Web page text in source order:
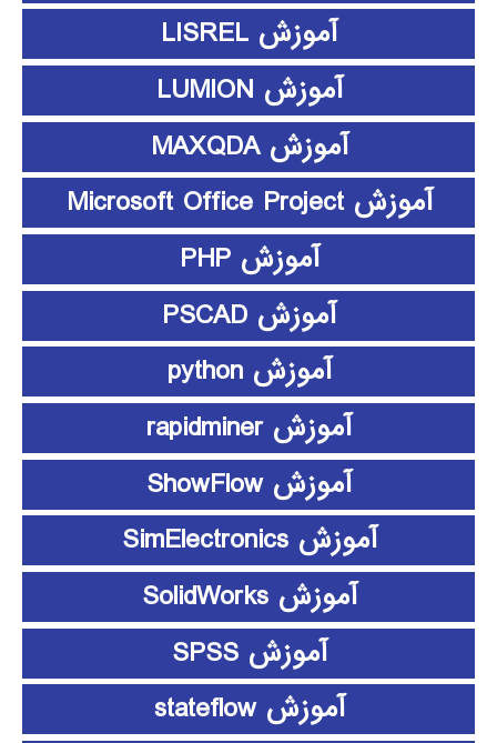
آموزش LISREL
آموزش LUMION
آموزش MAXQDA
آموزش Microsoft Office Project
آموزش PHP
آموزش PSCAD
آموزش python
آموزش rapidminer
آموزش ShowFlow
آموزش SimElectronics
آموزش SolidWorks
آموزش SPSS
آموزش stateflow